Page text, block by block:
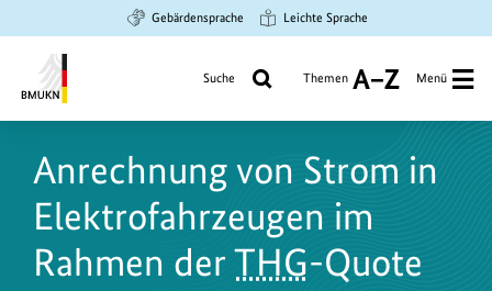
Hauptinhalt
springen
Suche
springen
Hauptnavigation
springen
Gebärdensprache Leichte Sprache
Umwelt,
Naturschutz
und
nukleare
Suche Themen
A
Z
Menü
Anrechnung von Strom in
Elektrofahrzeugen im
Rahmen derTHG-Quote